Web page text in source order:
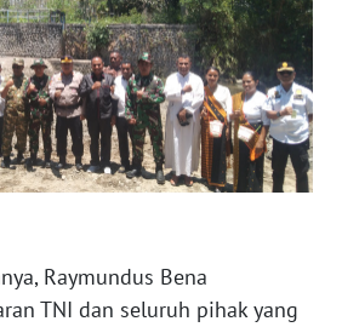
Raymundus Bena
TNI dan seluruh pihak yang